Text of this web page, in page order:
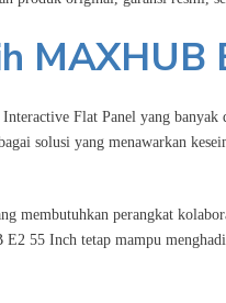
MAXHUB
Flat Panel yang
solusi yang menawarkan
membutuhkan perangkat
55 Inch tetap mampu